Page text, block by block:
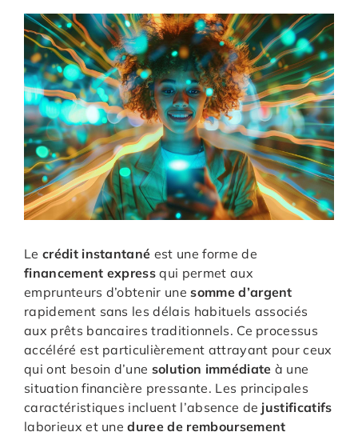
Le crédit instantané est une forme de
financement express qui permet aux
emprunteurs d’obtenir unesomme d’argent
rapidement sans les délais habituels associés
aux prêts bancaires traditionnels. Ce processus
accéléré est particulièrement attrayant pour ceux
qui ont besoin d’une solution immédiate à une
situation financière pressante. Les principales
caractéristiques incluent l’absence de justificatifs
laborieux et uneduree de remboursement